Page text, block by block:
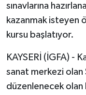
sınavlarına
kazanmak isteyen
kursu başlatıyor.
KAYSERİ (İGFA) -
sanat merkezi
düzenlenecek olan